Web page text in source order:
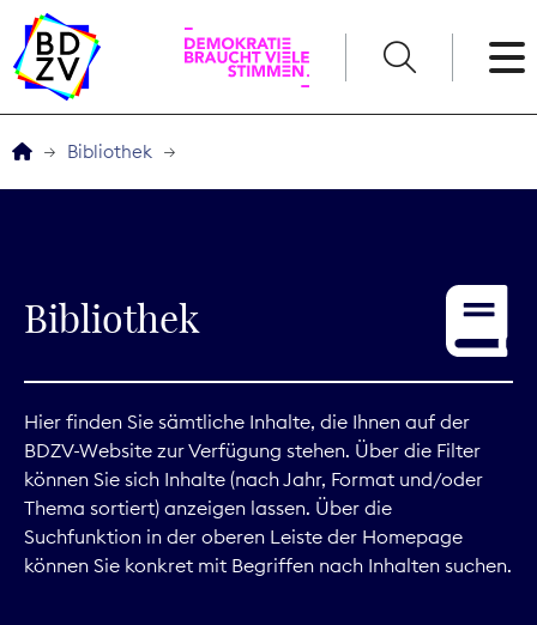
Service
Digitales
Kommunikation
Marktdaten
Bibliothek
Bibliothek
Hier finden Sie sämtliche Inhalte, die Ihnen auf der
BDZV-Website zur Verfügung stehen. Über die Filter
können Sie sich Inhalte (nach Jahr, Format und/oder
Thema sortiert) anzeigen lassen. Über die
Suchfunktion in der oberen Leiste der Homepage
können Sie konkret mit Begriffen nach Inhalten suchen.